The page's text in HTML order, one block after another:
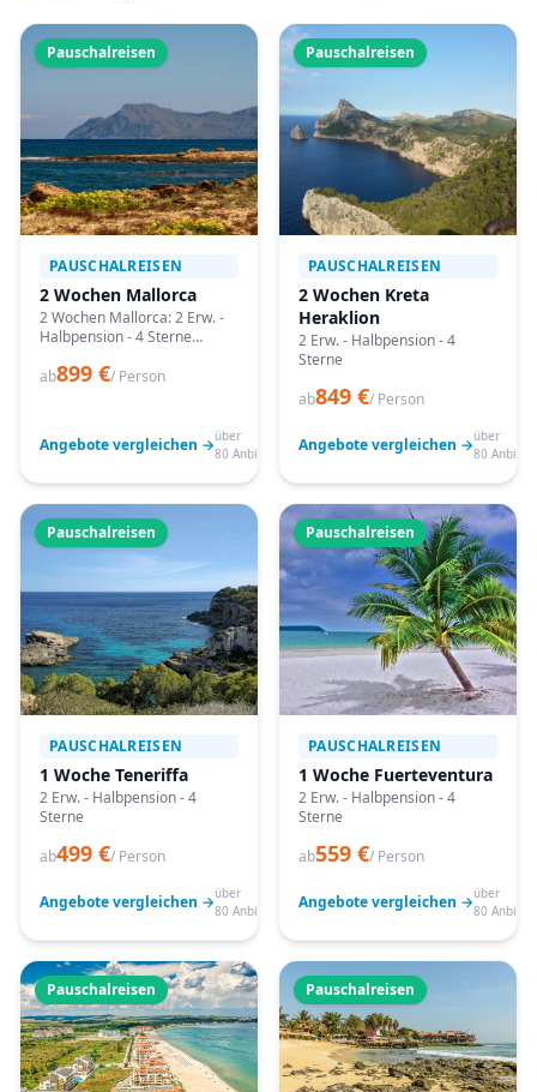
Pauschalreisen
PAUSCHALREISEN
2 Wochen Mallorca
2 Wochen Mallorca: 2 Erw. -
Halbpension - 4 Sterne
passende Termine prüfen
ab899 €/ Person
Angebote vergleichen →über
80 Anbieter
Pauschalreisen
PAUSCHALREISEN
2 Wochen Kreta
Heraklion
2 Erw. - Halbpension - 4
Sterne
ab849 €/ Person
Angebote vergleichen →über
80
Pauschalreisen
PAUSCHALREISEN
1 Woche Teneriffa
2 Erw. - Halbpension - 4
Sterne
ab499 €/ Person
Angebote vergleichen →über
80 Anbieter
Pauschalreisen
PAUSCHALREISEN
1 Woche Fuerteventura
2 Erw. - Halbpension - 4
Sterne
ab559 €/ Person
Angebote vergleichen →über
80
Pauschalreisen Pauschalreisen